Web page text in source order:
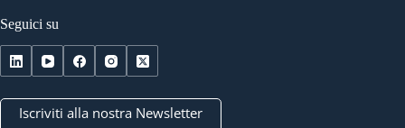
Seguici su
Iscriviti alla nostra Newsletter